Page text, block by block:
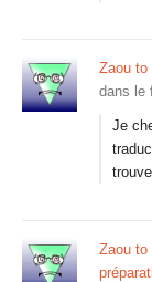
Zaou to
dans le
Je
Zaou to